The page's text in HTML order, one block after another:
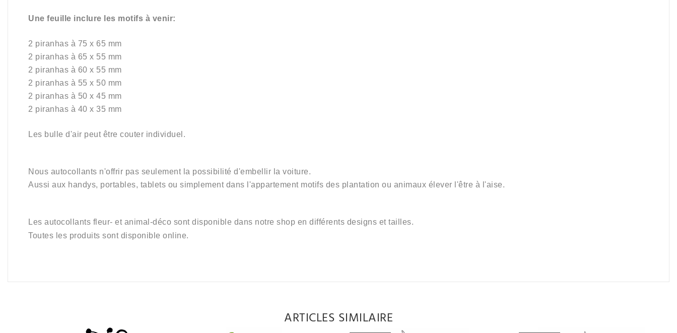
Une feuille inclure les motifs à venir:
2 piranhas à 75 x 65 mm
2 piranhas à 65 x 55 mm
2 piranhas à 60 x 55 mm
2 piranhas à 55 x 50 mm
2 piranhas à 50 x 45 mm
2 piranhas à 40 x 35 mm
Les bulle d'air peut être couter individuel.
Nous autocollants n'offrir pas seulement la possibilité d'embellir la voiture.
Aussi aux handys, portables, tablets ou simplement dans l'appartement motifs des plantation ou animaux élever l'être à l'aise.
Les autocollants fleur- et animal-déco sont disponible dans notre shop en différents designs et tailles.
Toutes les produits sont disponible online.
ARTICLES SIMILAIRE